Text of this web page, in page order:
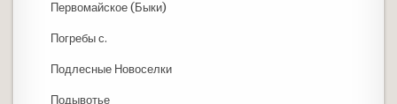
Первомайское (Быки)
Погребы с.
Подлесные Новоселки
Подывотье